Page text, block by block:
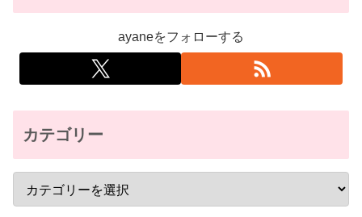
ayaneをフォローする
カテゴリー